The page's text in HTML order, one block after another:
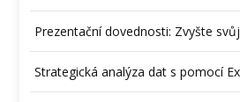
Prezentační dovednosti: Zvyšte
Strategická analýza dat s pomocí